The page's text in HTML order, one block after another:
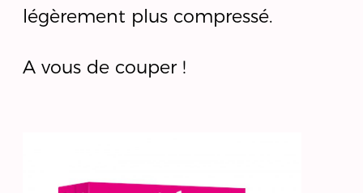
légèrement plus compressé.
A vous de couper !